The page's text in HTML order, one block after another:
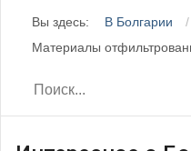
Вы здесь: В Болгарии
Материалы